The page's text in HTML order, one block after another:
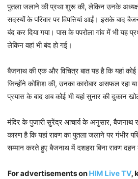
पुतला जलाने की प्रथा शुरू की, लेकिन उनके
सदस्यों के परिवार पर विपत्तियां आईं। इसके बाद
बंद कर दिया गया। पास के पपरोला गांव में भी यह
लेकिन वहां भी बंद हो गई।
बैजनाथ की एक और विचित्र बात यह है कि यहां
जिन्होंने कोशिश की, उनका कारोबार असफल रहा या
प्रयास के बाद अब कोई भी यहां सुनार की दुकान
मंदिर के पुजारी सुरेंद्र आचार्य के अनुसार, बैजनाथ
कारण है कि यहां रावण का पुतला जलाने पर गंभीर
सम्मान करते हुए बैजनाथ में दशहरा बिना रावण दहन
For advertisements on HIM Live TV,